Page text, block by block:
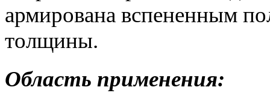
армирована вспененным
толщины.
Область применения: